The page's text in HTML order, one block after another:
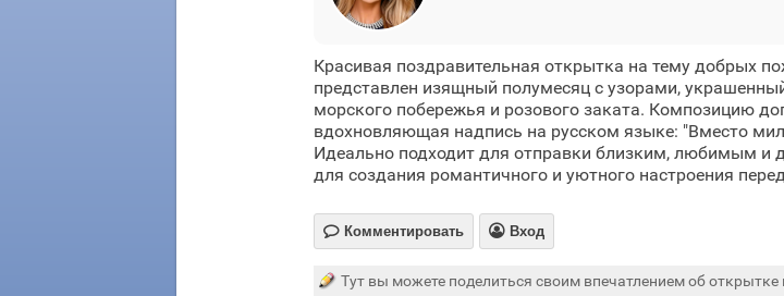
Красивая поздравительная открытка на тему добрых
представлен изящный полумесяц с узорами,
морского побережья и розового заката. Композицию
вдохновляющая надпись на русском языке: "Вместо
Идеально подходит для отправки близким, любимым и
для создания романтичного и уютного настроения
 Комментировать  Вход
Тут вы можете поделиться своим впечатлением об открытке